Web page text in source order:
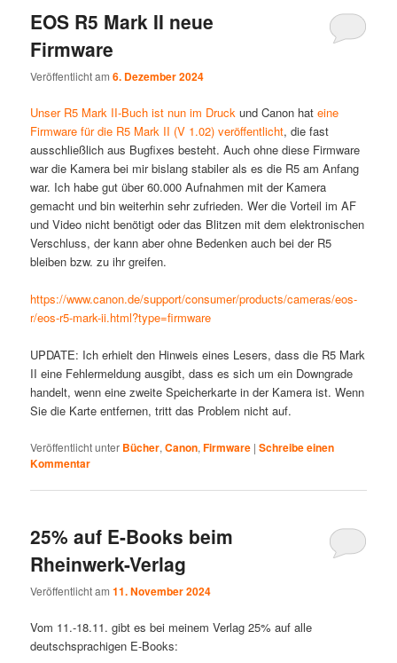
EOS R5 Mark II neue
Firmware
Veröffentlicht am6. Dezember 2024
Unser R5 Mark II-Buch ist nun im Druckund Canon hateine
Firmware für die R5 Mark II (V 1.02) veröffentlicht, die fast
ausschließlich aus Bugfixes besteht. Auch ohne diese Firmware
war die Kamera bei mir bislang stabiler als es die R5 am Anfang
war. Ich habe gut über 60.000 Aufnahmen mit der Kamera
gemacht und bin weiterhin sehr zufrieden. Wer die Vorteil im AF
und Video nicht benötigt oder das Blitzen mit dem elektronischen
Verschluss, der kann aber ohne Bedenken auch bei der R5
bleiben bzw. zu ihr greifen.
https://www.canon.de/support/consumer/products/cameras/eos-
r/eos-r5-mark-ii.html?type=firmware
UPDATE: Ich erhielt den Hinweis eines Lesers, dass die R5 Mark
II eine Fehlermeldung ausgibt, dass es sich um ein Downgrade
handelt, wenn eine zweite Speicherkarte in der Kamera ist. Wenn
Sie die Karte entfernen, tritt das Problem nicht auf.
Veröffentlicht unter Bücher,Canon,Firmware |Schreibe einen
Kommentar
25% auf E-Books beim
Rheinwerk-Verlag
Veröffentlicht am11. November 2024
Vom 11.-18.11. gibt es bei meinem Verlag 25% auf alle
deutschsprachigen E-Books: